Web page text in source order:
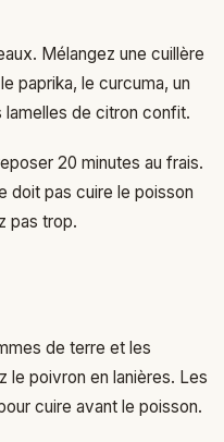
Mélangez une cuillère
le paprika, le curcuma, un
de citron confit.
20 minutes au frais.
doit pas cuire le poisson
pas trop.
de terre et les
le poivron en lanières. Les
cuire avant le poisson.